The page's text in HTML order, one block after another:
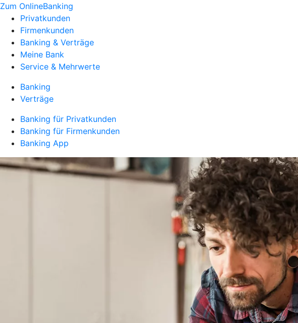
Zum OnlineBanking
Privatkunden
Firmenkunden
Banking & Verträge
Meine Bank
Service & Mehrwerte
Banking
Verträge
Banking für Privatkunden
Banking für Firmenkunden
Banking App